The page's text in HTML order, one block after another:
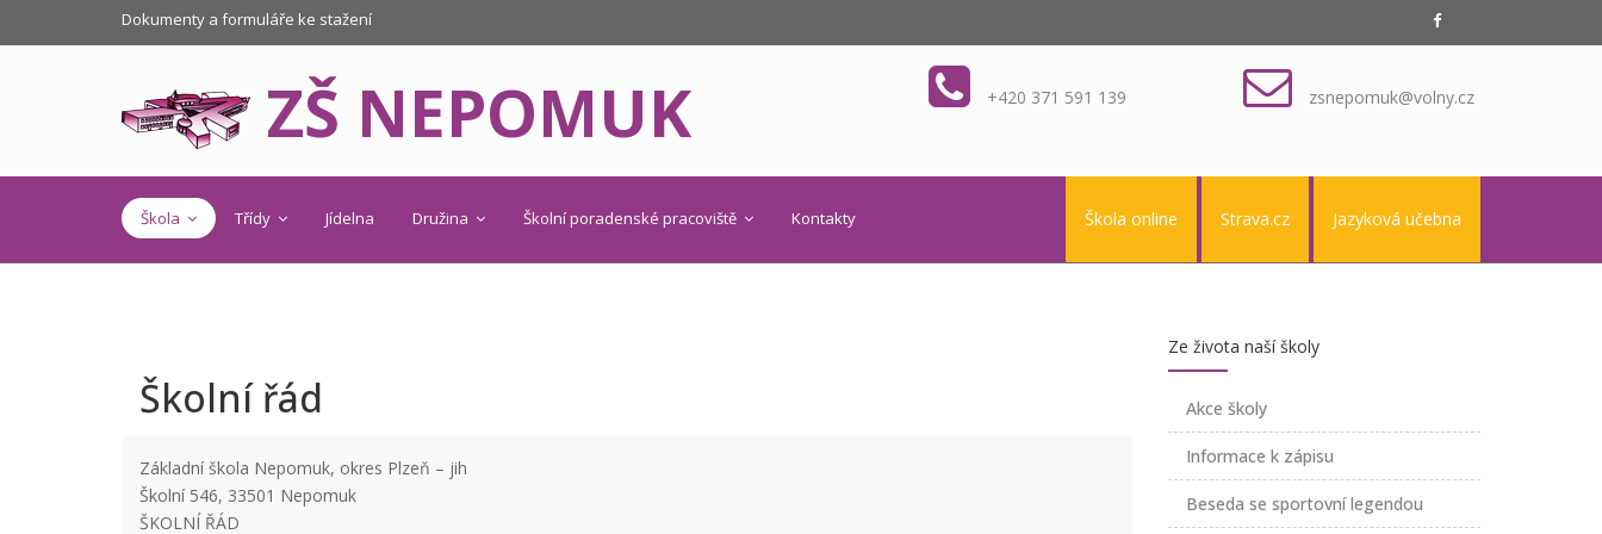
Dokumenty a formuláře ke stažení
ZŠ NEPOMUK +420 371 591 139 zsnepomuk@volny.cz
Škola Třídy Jídelna Družina Školní poradenské pracoviště Kontakty Škola online Strava.cz Jazyková učebna
Školní řád
Základní škola Nepomuk, okres Plzeň – jih
Školní 546, 33501 Nepomuk
ŠKOLNÍ ŘÁD
Ze života naší školy
Akce školy
Informace k zápisu
Beseda se sportovní legendou